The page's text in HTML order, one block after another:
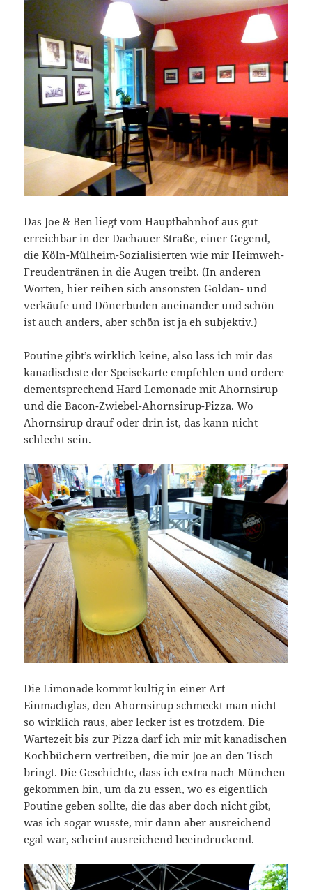
Das Joe & Ben liegt vom Hauptbahnhof aus gut
erreichbar in der Dachauer Straße, einer Gegend,
die Köln-Mülheim-Sozialisierten wie mir Heimweh-
Freudentränen in die Augen treibt. (In anderen
Worten, hier reihen sich ansonsten Goldan- und
verkäufe und Dönerbuden aneinander und schön
ist auch anders, aber schön ist ja eh subjektiv.)
Poutine gibt’s wirklich keine, also lass ich mir das
kanadischste der Speisekarte empfehlen und ordere
dementsprechend Hard Lemonade mit Ahornsirup
und die Bacon-Zwiebel-Ahornsirup-Pizza. Wo
Ahornsirup drauf oder drin ist, das kann nicht
schlecht sein.
Die Limonade kommt kultig in einer Art
Einmachglas, den Ahornsirup schmeckt man nicht
so wirklich raus, aber lecker ist es trotzdem. Die
Wartezeit bis zur Pizza darf ich mir mit kanadischen
Kochbüchern vertreiben, die mir Joe an den Tisch
bringt. Die Geschichte, dass ich extra nach München
gekommen bin, um da zu essen, wo es eigentlich
Poutine geben sollte, die das aber doch nicht gibt,
was ich sogar wusste, mir dann aber ausreichend
egal war, scheint ausreichend beeindruckend.